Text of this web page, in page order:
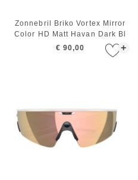
+
Zonnebril Briko Vortex Mirror
Color HD Matt Havan Dark Bl
€ 90,00